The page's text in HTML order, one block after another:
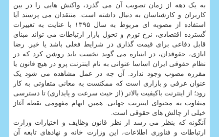
به یک دهه از زمان تصویب آن می گذرد، واکنش هایی را در بین
کاربران و کارشناسان به دنبال داشته است. منتقدان می پرسند آیا
استفاده از مصوبه ای مربوط به سال ۱۳۹۵ با عنایت به تغییرات
گسترده اقتصادی، نرخ تورم و تحول بازار ارتباطات می تواند مبنای
قابل دفاعی برای قیمت گذاری در شرایط فعلی باشد یا خیر. رضا
ایازی، حقوقدان، در اینباره می گوید نخست باید روشن کرد که در
نظام حقوقی ایران اساسا عنوانی به نام اینترنت پرو در هیچ قانون یا
مقرره مصوب وجود ندارد. آن چه در عمل مشاهده می شود یک
عنوان عرفی و بازاری است که ممکنست به معانی متفاوتی به کار
رود؛ از اینترنت باکیفیت بالاتر (از حیث سرعت و پایداری) تا دسترسی
متفاوت به محتوای اینترنت جهانی. همین ابهام مفهومی نقطه آغاز
خیلی از چالش های حقوقی است.
آنگونه که بنظر می رسد از نظر قانون وظایف و اختیارات وزارت
ارتباطات و فناوری اطلاعات، این وزارت خانه و نهادهای تابعه آن